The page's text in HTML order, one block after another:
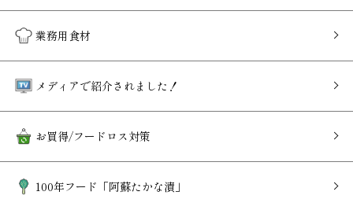
業務用食材
メディアで紹介されました！
お買得/フードロス対策
100年フード「阿蘇たかな漬」